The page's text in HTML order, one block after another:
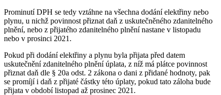
Prominutí DPH se tedy vztáhne na všechna dodání elektřiny nebo
plynu, u nichž povinnost přiznat daň z uskutečněného zdanitelného
plnění, nebo z přijatého zdanitelného plnění nastane v listopadu
nebo v prosinci 2021.
Pokud při dodání elektřiny a plynu byla přijata před datem
uskutečnění zdanitelného plnění úplata, z níž má plátce povinnost
přiznat daň dle § 20a odst. 2 zákona o dani z přidané hodnoty, pak
se promíjí i daň z přijaté částky této úplaty, pokud tato záloha bude
přijata v období listopad až prosinec 2021.